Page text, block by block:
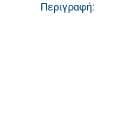
Περιγραφή: